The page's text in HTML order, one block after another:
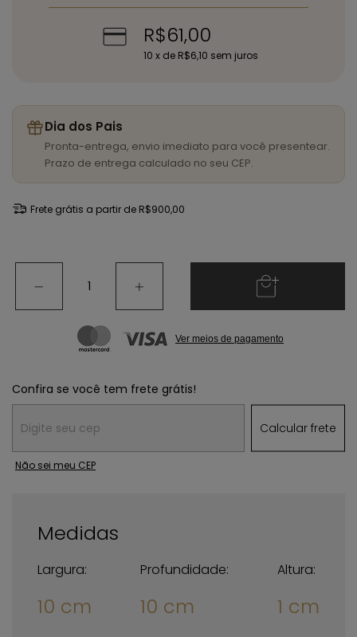
R$61,00
10 x de R$6,10 sem juros
Dia dos Pais
Pronta-entrega, envio imediato para você presentear.
Prazo de entrega calculado no seu CEP.
Frete grátis a partir de R$900,00
Ver meios de pagamento
Confira se você tem frete grátis!
Entregas para o CEP:
Calcular frete
Não sei meu CEP
Medidas
Largura:
10 cm
Profundidade:
10 cm
Altura:
1 cm